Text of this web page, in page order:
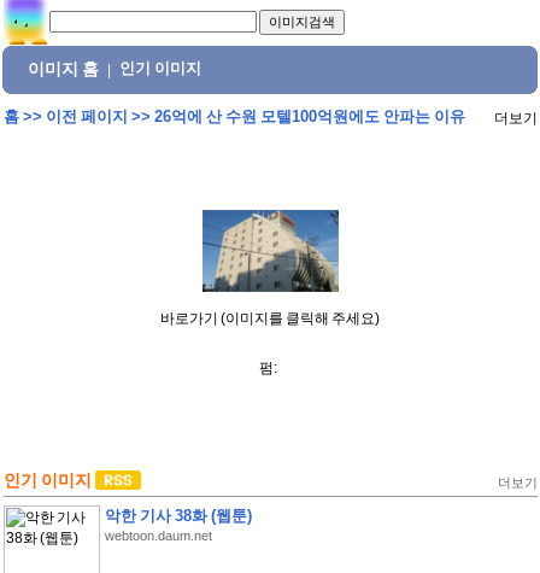
이미지 홈 인기 이미지
홈>> 이전 페이지 >> 26억에 산 수원 모텔100억원에도 안파는 이유 더보기
바로가기 (이미지를 클릭해 주세요)
펌:
인기 이미지 더보기
악한 기사 38화 (웹툰)
webtoon.daum.net